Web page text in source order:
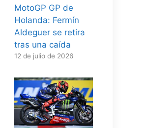
MotoGP GP de
Holanda: Fermín
Aldeguer se retira
tras una caída
12 de julio de 2026